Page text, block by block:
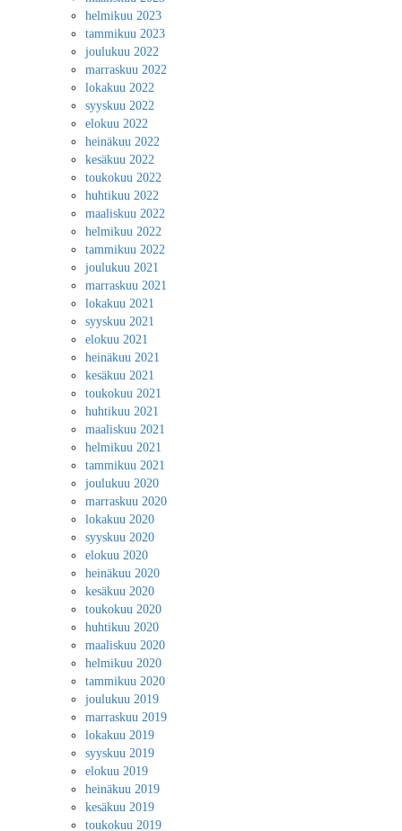
helmikuu 2023
tammikuu 2023
joulukuu 2022
marraskuu 2022
lokakuu 2022
syyskuu 2022
elokuu 2022
heinäkuu 2022
kesäkuu 2022
toukokuu 2022
huhtikuu 2022
maaliskuu 2022
helmikuu 2022
tammikuu 2022
joulukuu 2021
marraskuu 2021
lokakuu 2021
syyskuu 2021
elokuu 2021
heinäkuu 2021
kesäkuu 2021
toukokuu 2021
huhtikuu 2021
maaliskuu 2021
helmikuu 2021
tammikuu 2021
joulukuu 2020
marraskuu 2020
lokakuu 2020
syyskuu 2020
elokuu 2020
heinäkuu 2020
kesäkuu 2020
toukokuu 2020
huhtikuu 2020
maaliskuu 2020
helmikuu 2020
tammikuu 2020
joulukuu 2019
marraskuu 2019
lokakuu 2019
syyskuu 2019
elokuu 2019
heinäkuu 2019
kesäkuu 2019
toukokuu 2019